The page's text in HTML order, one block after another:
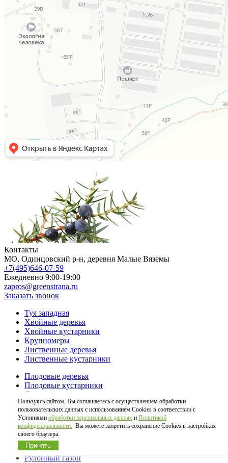
Контакты
МO, Одинцовский р-н, деревня Малые Вяземы
+7(495)646-07-59
Ежедневно 9:00-19:00
zapros@greenstrana.ru
Заказать звонок
Туя западная
Хвойные деревья
Хвойные кустарники
Крупномеры
Лиственные деревья
Лиственные кустарники
Плодовые деревья
Плодовые кустарники
Лианы
Живая изгородь
Эксклюзивные растения
Многолетние цветы
Однолетние цветы
Сопутствующие товары
Рулонный газон
Пользуясь сайтом, Вы соглашаетесь с осуществлением обработки
пользовательских данных с использованием Cookies в соответствии с
Условиями обработки персональных данных и Политикой
конфиденциальности.. Вы можете запретить сохранение Cookies в настройках
своего браузера.
Принять